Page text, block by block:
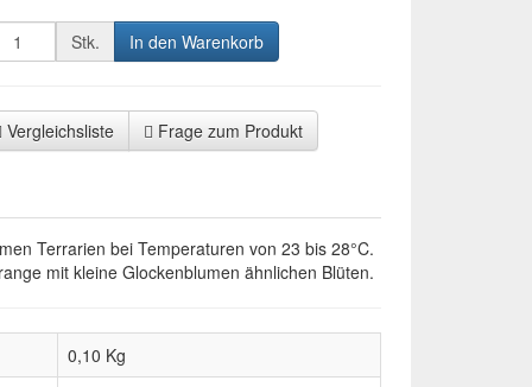
Stk. In den Warenkorb
Vergleichsliste Frage zum Produkt
Terrarien bei Temperaturen von 23 bis 28°C.
mit kleine Glockenblumen ähnlichen Blüten.
0,10 Kg